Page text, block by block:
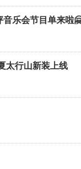
乐会节目单来啦
太行山新装上线